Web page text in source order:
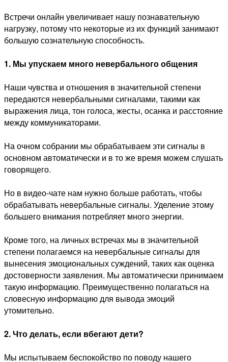
Встречи онлайн увеличивает нашу познавательную
нагрузку, потому что некоторые из их функций занимают
большую сознательную способность.
1. Мы упускаем много невербального общения
Наши чувства и отношения в значительной степени
передаются невербальными сигналами, такими как
выражения лица, тон голоса, жесты, осанка и расстояние
между коммуникаторами.
На очном собрании мы обрабатываем эти сигналы в
основном автоматически и в то же время можем слушать
говорящего.
Но в видео-чате нам нужно больше работать, чтобы
обрабатывать невербальные сигналы. Уделение этому
большего внимания потребляет много энергии.
Кроме того, на личных встречах мы в значительной
степени полагаемся на невербальные сигналы для
вынесения эмоциональных суждений, таких как оценка
достоверности заявления. Мы автоматически принимаем
такую ​​информацию. Преимущественно полагаться на
словесную информацию для вывода эмоций
утомительно.
2. Что делать, если вбегают дети?
Мы испытываем беспокойство по поводу нашего